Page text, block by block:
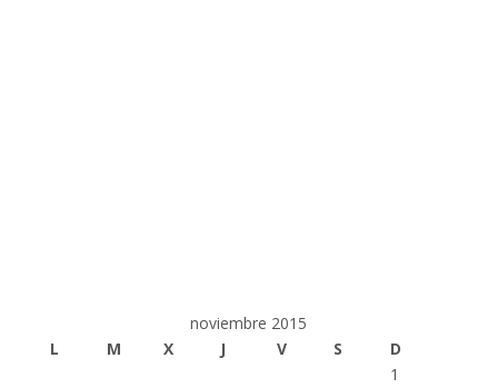
noviembre 2015
L
M X J V S
D
1